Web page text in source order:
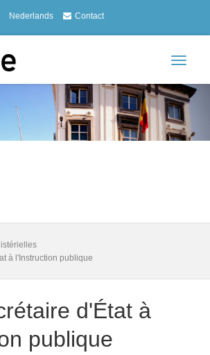
Nederlands Contact
Toggle
à l'Instruction publique
d'État à
publique